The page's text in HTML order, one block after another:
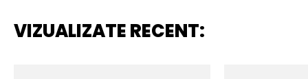
VIZUALIZATE RECENT: